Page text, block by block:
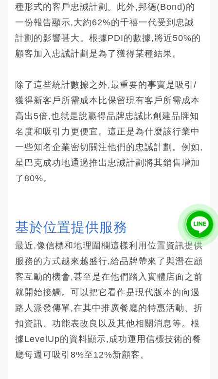
種形式的客戶忠誠計劃。此外,邦德(Bond)的
一份報告顯示,大約62%的千禧一代受到忠誠
計劃的影響甚大。根據PDI的數據,將近50%的
顧客加入忠誠計劃是為了獲得某種結果。
除了這些統計數據之外,最重要的事實是吸引/
獲得新客戶所需成本比保留現有客戶所需成本
高出5倍,也就是說贏得品牌忠誠比創建品牌知
名度和吸引力更便宜。這正是為什麼該行業中
一些知名企業密切關注他們的忠誠計劃。例如,
星巴克成功地通過推出忠誠計劃將其銷售增加
了80%。
基於位置提供服務
最近,像信標和地理圍欄這樣利用位置資訊提供
服務的方式越來越盛行,給品牌帶來了與潛在顧
客互動的機會,甚至是在他們踏入實體店面之前
就開始接觸。可以把它看作是現代版本的向過
路人派發傳單,在其中推廣餐廳的特惠活動、折
扣資訊、功能表改良以及其他相關消息等。根
據LevelUp的資料顯示,成功運用信標技術的餐
廳每週可吸引8%至12%新顧客。